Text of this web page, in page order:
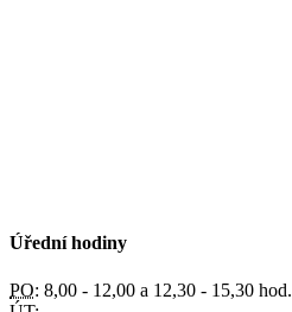
Úřední hodiny
PO: 8,00 - 12,00 a 12,30 - 15,30 hod.